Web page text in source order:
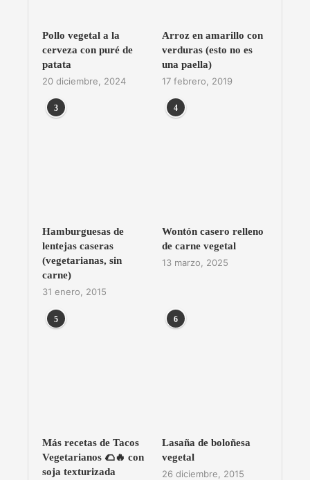
Pollo vegetal a la
cerveza con puré de
patata
20 diciembre, 2024
Arroz en amarillo con
verduras (esto no es
una paella)
17 febrero, 2019
3
Hamburguesas de
lentejas caseras
(vegetarianas, sin
carne)
31 enero, 2015
4
Wontón casero relleno
de carne vegetal
13 marzo, 2025
5
Más recetas de Tacos
Vegetarianos 🌮🔥 con
soja texturizada
6
Lasaña de boloñesa
vegetal
26 diciembre, 2015